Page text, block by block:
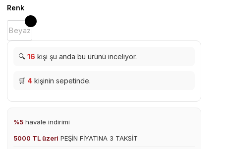
Renk
Beyaz
🔍16 kişi şu anda bu ürünü inceliyor.
🛒 4 kişinin sepetinde.
%5 havale indirimi
5000 TL üzeri PEŞİN FİYATINA 3 TAKSİT